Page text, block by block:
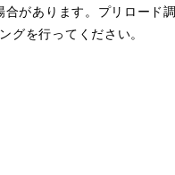
があります。プリロード調
グを行ってください。